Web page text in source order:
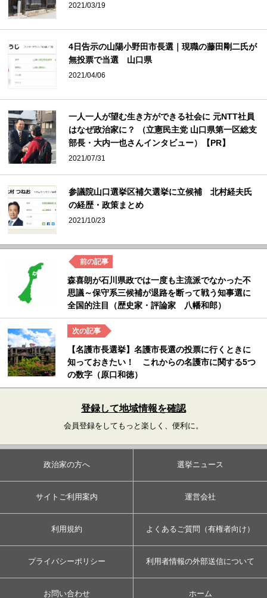
2021/03/19
4日告示の山陽小野田市長選｜現職の藤田剛二氏が
無投票で当選 山口県
2021/04/06
一人一人が望む生き方ができる社会に 元NTT社員
はなぜ政治家に？ （立憲民主党 山口県第一区総支
部長・大内一也さんインタビュー）【PR】
2021/07/31
参議院山口選挙区補欠選挙に立候補 北村経夫氏
の経歴・政策まとめ
2021/10/23
森喜朗が石川県政では一度も主流派でなかった不
思議～保守系三候補が退路を断って戦う知事選に
全国的注目（歴史家・評論家 八幡和郎）
【名護市長選挙】名護市長選の投票に行くときに
知っておきたい！ これからの名護市に関する5つ
の数字（原口和徳）
登録して地域情報を確認
会員登録をしてもっと楽しく、便利に。
政治家の方へ 選挙ニュース
サイトご利用案内 運営会社
利用規約 よくあるご質問（有権者向け）
プライバシーポリシー 利用者情報の外部送信について
お問い合わせ ホーム